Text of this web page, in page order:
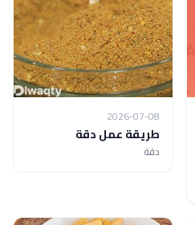
2026-07-08
طريقة عمل دقة
دقة